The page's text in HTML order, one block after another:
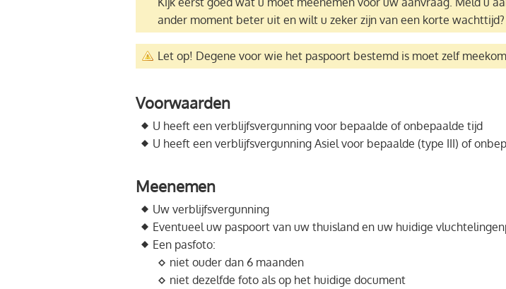
ander moment beter uit en wilt u zeker zijn van een korte
Let op! Degene voor wie het paspoort bestemd is moet zelf
Voorwaarden
U heeft een verblijfsvergunning voor bepaalde of onbepaalde tijd
U heeft een verblijfsvergunning Asiel voor bepaalde (type III) of
Meenemen
Uw verblijfsvergunning
Eventueel uw paspoort van uw thuisland en uw huidige
Een pasfoto:
niet ouder dan 6 maanden
niet dezelfde foto als op het huidige document